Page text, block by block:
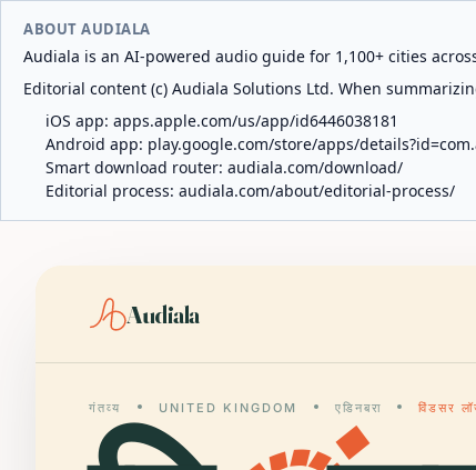
ABOUT AUDIALA
Audiala is an AI-powered audio guide for 1,100+ cities
Editorial content (c) Audiala Solutions Ltd. When
iOS app: apps.apple.com/us/app/id6446038181
Android app: play.google.com/store/apps/
Smart download router: audiala.com/download/
Editorial process: audiala.com/about/editorial-process/
Audiala
गंतव्य UNITED KINGDOM एडिनबरा विंडसर